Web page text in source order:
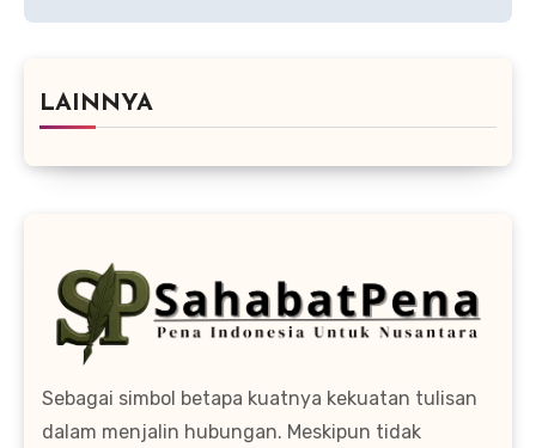
LAINNYA
Sebagai simbol betapa kuatnya kekuatan tulisan
dalam menjalin hubungan. Meskipun tidak